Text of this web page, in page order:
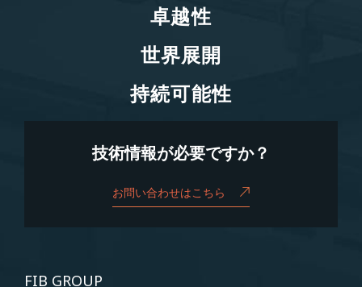
卓越性
卓越性
世界展開
世界展開
持続可能性
持続可能性
技術情報が必要ですか？
お問い合わせはこちら
FIB GROUP